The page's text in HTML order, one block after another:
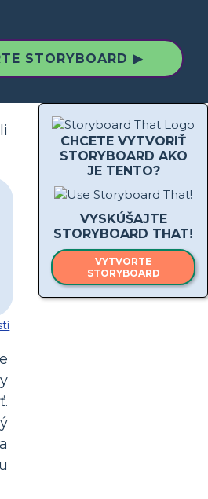
STORYBOARD ▶
CHCETE VYTVORIŤ
STORYBOARD AKO
JE TENTO?
VYSKÚŠAJTE
STORYBOARD THAT!
VYTVORTE
STORYBOARD